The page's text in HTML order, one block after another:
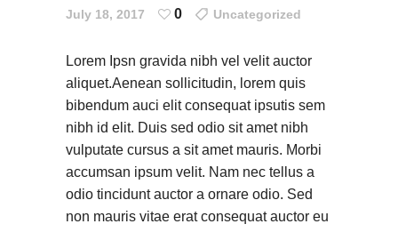
July 18, 2017 0 Uncategorized
Lorem Ipsn gravida nibh vel velit auctor
aliquet.Aenean sollicitudin, lorem quis
bibendum auci elit consequat ipsutis sem
nibh id elit. Duis sed odio sit amet nibh
vulputate cursus a sit amet mauris. Morbi
accumsan ipsum velit. Nam nec tellus a
odio tincidunt auctor a ornare odio. Sed
non mauris vitae erat consequat auctor eu